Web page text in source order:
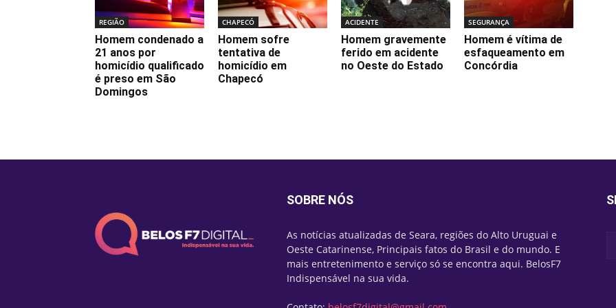
REGIÃO
Homem condenado a
21 anos por
homicídio qualificado
é preso em São
Domingos
CHAPECÓ
Homem sofre
tentativa de
homicídio em
Chapecó
ACIDENTE
Homem gravemente
ferido em acidente
no Oeste do Estado
SEGURANÇA
Homem é vítima de
esfaqueamento em
Concórdia
SOBRE NÓS
As notícias atualizadas de Seara, regiões do Alto Uruguai e
Oeste Catarinense, Principais fatos do Brasil e do mundo. E
mais entretenimento e serviço só se encontra aqui. BelosF7
Indispensável na sua vida.